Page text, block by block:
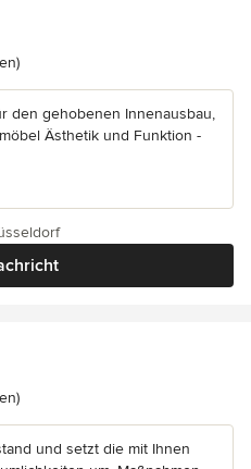
von 5 Sternen
den gehobenen Innenausbau,
Ästhetik und Funktion -
von 5 Sternen
und setzt die mit Ihnen